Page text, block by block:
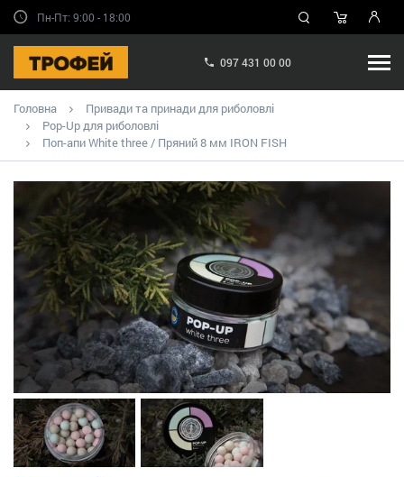
Пн-Пт: 9:00 - 18:00
097 431 00 00
Головна
Привади та принади для риболовлі
Pop-Up для риболовлі
Поп-апи White three / Пряний 8 мм IRON FISH